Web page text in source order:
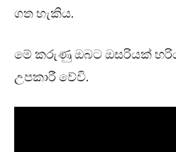
ගත හැකිය.
මේ කරුණු ඔබට ඔසරියක්
උපකාරී වේවි.